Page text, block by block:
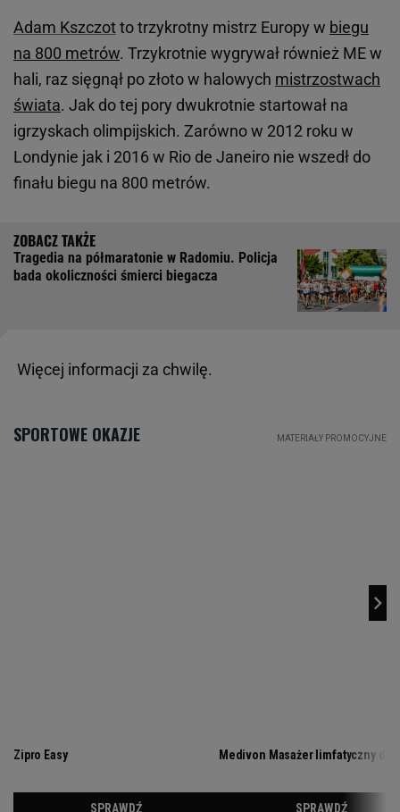
Adam Kszczotto trzykrotny mistrz Europy w biegu
na 800 metrów. Trzykrotnie wygrywał również ME w
hali, raz sięgnął po złoto w halowych mistrzostwach
świata. Jak do tej pory dwukrotnie startował na
igrzyskach olimpijskich. Zarówno w 2012 roku w
Londynie jak i 2016 w Rio de Janeiro nie wszedł do
finału biegu na 800 metrów.
Tragedia na półmaratonie w Radomiu. Policja
bada okoliczności śmierci biegacza
Więcej informacji za chwilę.